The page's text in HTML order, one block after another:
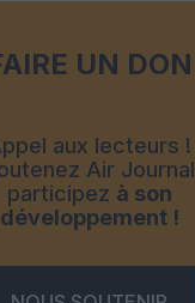
UN DON
aux lecteurs !
Air Journal
participez à son
développement !